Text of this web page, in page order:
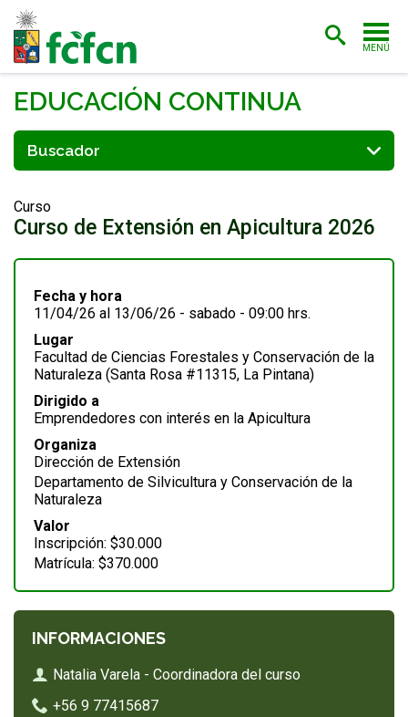
MENÚ
PORTADA
ADMISIÓN
CARRERAS
FACULTAD
ESTUDIANTES
FUNCIONARIAS/OS
EDUCACIÓN CONTINUA
Curso
Curso de Extensión en Apicultura 2026
INFORMACIONES
Natalia Varela - Coordinadora del curso
+56 9 77415687
INFORMACIÓN DEL PROGRAMA
Fecha y hora
11/04/26 al 13/06/26 - sabado - 09:00 hrs.
Lugar
Facultad de Ciencias Forestales y Conservación de la
Naturaleza (Santa Rosa #11315, La Pintana)
Dirigido a
Emprendedores con interés en la Apicultura
Organiza
Dirección de Extensión
Departamento de Silvicultura y Conservación de la
Naturaleza
Valor
Inscripción: $30.000
Matrícula: $370.000